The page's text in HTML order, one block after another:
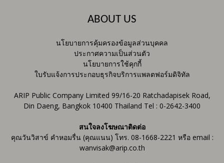
ABOUT US
นโยบายการคุ้มครองข้อมูลส่วนบุคคล
ประกาศความเป็นส่วนตัว
นโยบายการใช้คุกกี้
ใบรับแจ้งการประกอบธุรกิจบริการแพลตฟอร์มดิจิทัล
ARIP Public Company Limited 99/16-20 Ratchadapisek Road,
Din Daeng, Bangkok 10400 Thailand Tel : 0-2642-3400
สนใจลงโฆษณาติดต่อ
คุณวันวิสาข์ คำหอมรื่น (คุณแนน) โทร. 08-1668-2221 หรือ email :
wanvisak@arip.co.th